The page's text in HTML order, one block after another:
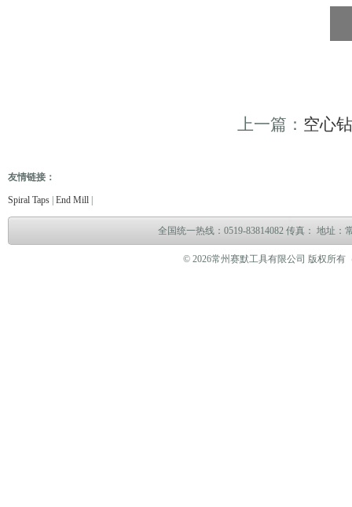
上一篇： 空心钻
友情链接：
Spiral Taps End Mill
电缆故障测试仪 电缆故障测试仪
全国统一热线：0519-83814082 传真： 地址：
© 2026常州赛默工具有限公司 版权所有